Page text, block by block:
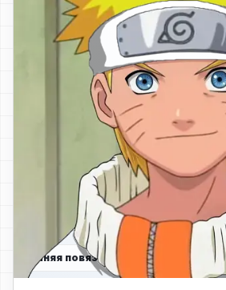
синяя повязка